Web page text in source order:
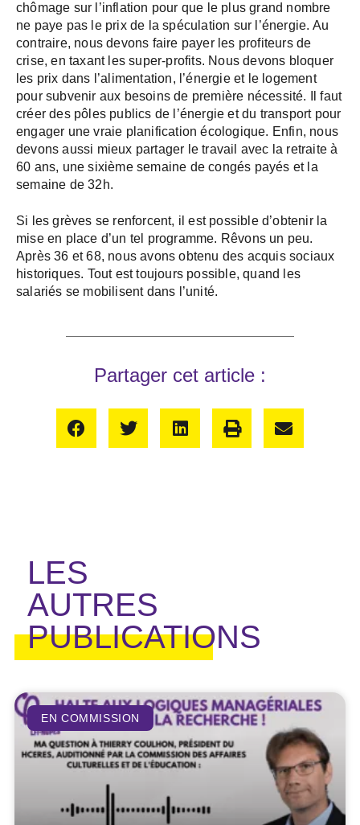
chômage sur l’inflation pour que le plus grand nombre
ne paye pas le prix de la spéculation sur l’énergie. Au
contraire, nous devons faire payer les profiteurs de
crise, en taxant les super-profits. Nous devons bloquer
les prix dans l’alimentation, l’énergie et le logement
pour subvenir aux besoins de première nécessité. Il faut
créer des pôles publics de l’énergie et du transport pour
engager une vraie planification écologique. Enfin, nous
devons aussi mieux partager le travail avec la retraite à
60 ans, une sixième semaine de congés payés et la
semaine de 32h.
Si les grèves se renforcent, il est possible d’obtenir la
mise en place d’un tel programme. Rêvons un peu.
Après 36 et 68, nous avons obtenu des acquis sociaux
historiques. Tout est toujours possible, quand les
salariés se mobilisent dans l’unité.
Partager cet article :
LES
AUTRES
PUBLICATIONS
EN COMMISSION